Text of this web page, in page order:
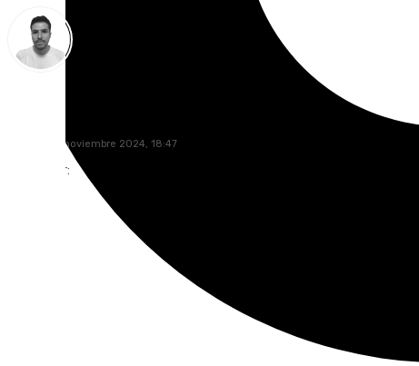
viernes, 29 noviembre 2024, 18:47
Compartir: